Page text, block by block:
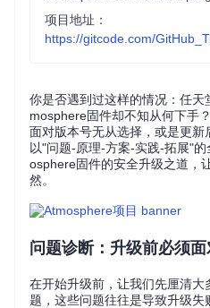
项目地址：
https://gitcode.com/
你是否遇到过这样的情况：任
mosphere固件却不知从何下手
面对版本号无从选择，或是更
以"问题-原理-方案-实践-拓展"
osphere固件的安全升级之道，
然。
问题诊断：升级前必须
在开始升级前，让我们先厘清大
题，这些问题往往是导致升级失